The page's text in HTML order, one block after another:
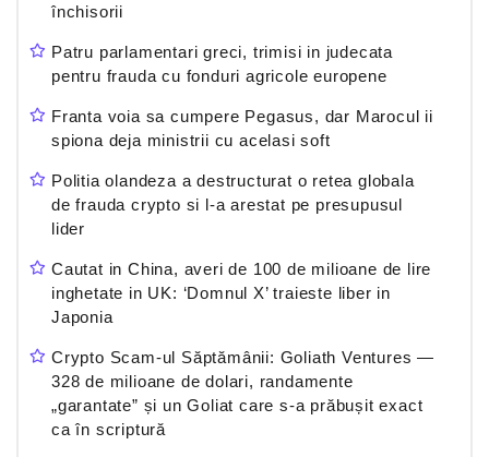
închisorii
Patru parlamentari greci, trimisi in judecata
pentru frauda cu fonduri agricole europene
Franta voia sa cumpere Pegasus, dar Marocul ii
spiona deja ministrii cu acelasi soft
Politia olandeza a destructurat o retea globala
de frauda crypto si l-a arestat pe presupusul
lider
Cautat in China, averi de 100 de milioane de lire
inghetate in UK: ‘Domnul X’ traieste liber in
Japonia
Crypto Scam-ul Săptămânii: Goliath Ventures —
328 de milioane de dolari, randamente
„garantate” și un Goliat care s-a prăbușit exact
ca în scriptură